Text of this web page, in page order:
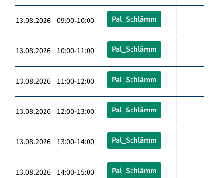
13.08.2026 09:00-10:00 Pal_Schlämm
13.08.2026 10:00-11:00 Pal_Schlämm
13.08.2026 11:00-12:00 Pal_Schlämm
13.08.2026 12:00-13:00 Pal_Schlämm
13.08.2026 13:00-14:00 Pal_Schlämm
13.08.2026 14:00-15:00 Pal_Schlämm